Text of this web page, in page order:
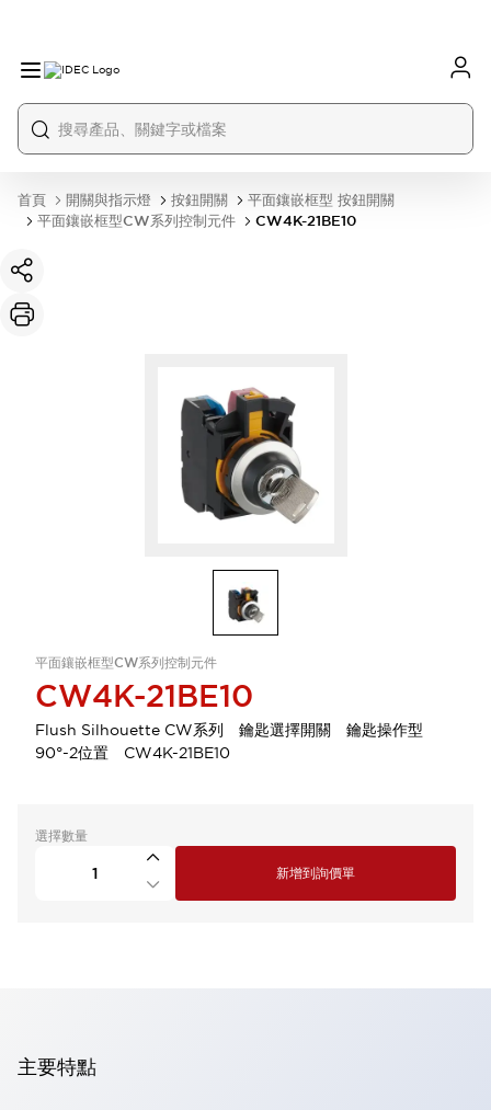
首頁 開關與指示燈 按鈕開關
平面鑲嵌框型 按鈕開關
平面鑲嵌框型CW系列控制元件
CW4K-21BE10
平面鑲嵌框型CW系列控制元件
CW4K-21BE10
Flush Silhouette CW系列 鑰匙選擇開關 鑰匙操作型
90°-2位置 CW4K-21BE10
選擇數量
新增到詢價單
主要特點